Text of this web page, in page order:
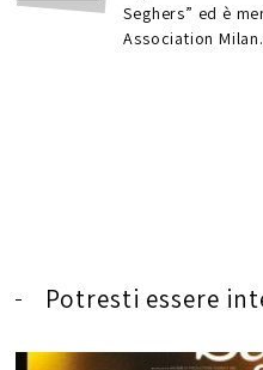
Seghers” ed è
Association Milan.
Potresti essere